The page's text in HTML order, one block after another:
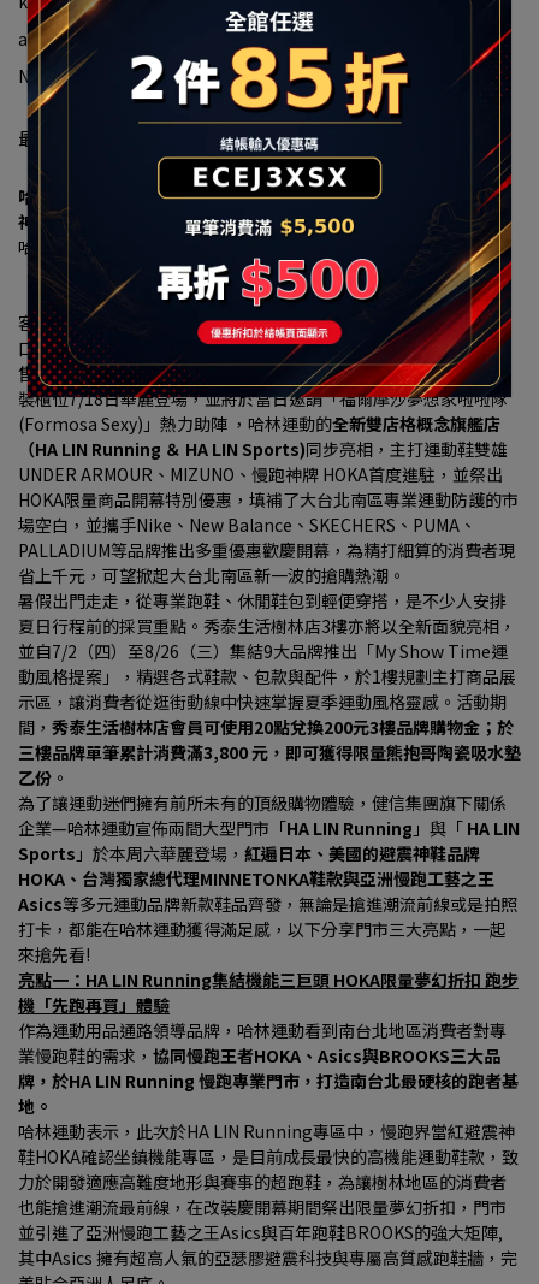
alamat:新北市汐止區大同路一段239號16-1
Nomor Terpadu:90322663
最新消息
哈林運動進駐秀泰生活樹林店 7/18盛大開幕 多重優惠現省上千元
神牌HOKA、UA、MIZUNO 首發登場
哈林運動獨家總代理傳奇潮鞋 MINNETONKA
「小籠包、珍珠奶茶」聯名神鞋限量開搶、再送限定配色鞋帶
【2026 年7月16日，台北訊】大台北南區的慢跑愛好者、運動穿搭
客與家庭消費者注意！看好新北樹林生活圈持續發展，以及居住人
口穩定成長帶動的消費需求，秀泰生活樹林店攜手台灣運動用品零
售通路領導品牌「哈林運動」（HA LIN），打造3F近300坪商場改
裝櫃位7/18日華麗登場，並將於當日邀請「福爾摩沙夢想家啦啦隊
(Formosa Sexy)」熱力助陣 ，哈林運動的全新雙店格概念旗艦店
（HA LIN Running ＆ HA LIN Sports)同步亮相，主打運動鞋雙雄
UNDER ARMOUR、MIZUNO、慢跑神牌 HOKA首度進駐，並祭出
HOKA限量商品開幕特別優惠，填補了大台北南區專業運動防護的市
場空白，並攜手Nike、New Balance、SKECHERS、PUMA、
PALLADIUM等品牌推出多重優惠歡慶開幕，為精打細算的消費者現
省上千元，可望掀起大台北南區新一波的搶購熱潮。
暑假出門走走，從專業跑鞋、休閒鞋包到輕便穿搭，是不少人安排
夏日行程前的採買重點。秀泰生活樹林店3樓亦將以全新面貌亮相，
並自7/2（四）至8/26（三）集結9大品牌推出「My Show Time運
動風格提案」，精選各式鞋款、包款與配件，於1樓規劃主打商品展
示區，讓消費者從逛街動線中快速掌握夏季運動風格靈感。活動期
間， 秀泰生活樹林店會員可使用20點兌換200元3樓品牌購物金；於
三樓品牌單筆累計消費滿3,800 元，即可獲得限量熊抱哥陶瓷吸水墊
乙份 。
為了讓運動迷們擁有前所未有的頂級購物體驗，健信集團旗下關係
企業—哈林運動宣佈兩間大型門市「HA LIN Running 」與「 HA LIN
Sports 」於本周六華麗登場， 紅遍日本、美國的避震神鞋品牌
HOKA、台灣獨家總代理MINNETONKA鞋款與亞洲慢跑工藝之王
Asics等多元運動品牌新款鞋品齊發，無論是搶進潮流前線或是拍照
打卡，都能在哈林運動獲得滿足感，以下分享門市三大亮點，一起
來搶先看!
亮點一：HA LIN Running集結機能三巨頭 HOKA限量夢幻折扣 跑步
機「先跑再買」體驗
作為運動用品通路領導品牌，哈林運動看到南台北地區消費者對專
業慢跑鞋的需求， 協同慢跑王者HOKA、Asics與BROOKS三大品
牌，於HA LIN Running 慢跑專業門市，打造南台北最硬核的跑者基
地。
哈林運動表示，此次於HA LIN Running專區中，慢跑界當紅避震神
鞋HOKA確認坐鎮機能專區，是目前成長最快的高機能運動鞋款，致
力於開發適應高難度地形與賽事的超跑鞋，為讓樹林地區的消費者
也能搶進潮流最前線，在改裝慶開幕期間祭出限量夢幻折扣，門市
並引進了亞洲慢跑工藝之王Asics與百年跑鞋BROOKS的強大矩陣,
其中Asics 擁有超高人氣的亞瑟膠避震科技與專屬高質感跑鞋牆，完